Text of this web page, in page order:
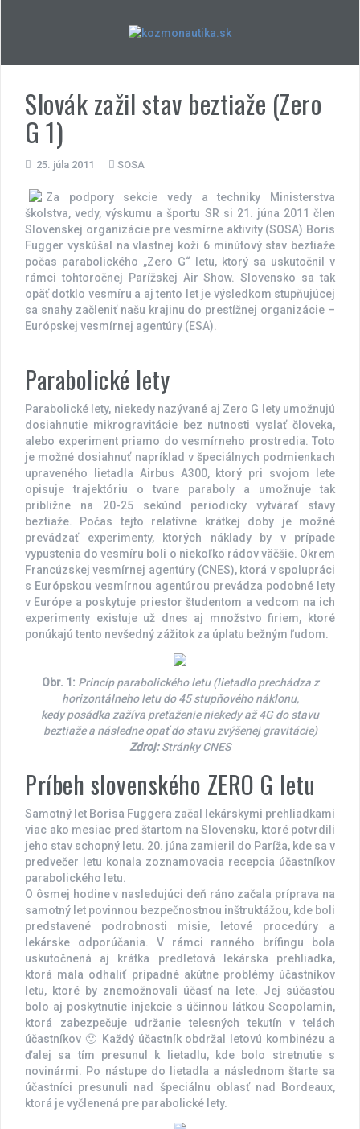
Slovák zažil stav beztiaže (Zero
G 1)
25. júla 2011 SOSA
Za podpory sekcie vedy a techniky Ministerstva
školstva, vedy, výskumu a športu SR si 21. júna 2011 člen
Slovenskej organizácie pre vesmírne aktivity (SOSA) Boris
Fugger vyskúšal na vlastnej koži 6 minútový stav beztiaže
počas parabolického „Zero G“ letu, ktorý sa uskutočnil v
rámci tohtoročnej Parížskej Air Show. Slovensko sa tak
opäť dotklo vesmíru a aj tento let je výsledkom stupňujúcej
sa snahy začleniť našu krajinu do prestížnej organizácie –
Európskej vesmírnej agentúry (ESA).
Parabolické lety
Parabolické lety, niekedy nazývané aj Zero G lety umožnujú
dosiahnutie mikrogravitácie bez nutnosti vyslať človeka,
alebo experiment priamo do vesmírneho prostredia. Toto
je možné dosiahnuť napríklad v špeciálnych podmienkach
upraveného lietadla Airbus A300, ktorý pri svojom lete
opisuje trajektóriu o tvare paraboly a umožnuje tak
približne na 20-25 sekúnd periodicky vytvárať stavy
beztiaže. Počas tejto relatívne krátkej doby je možné
prevádzať experimenty, ktorých náklady by v prípade
vypustenia do vesmíru boli o niekoľko rádov väčšie. Okrem
Francúzskej vesmírnej agentúry (CNES), ktorá v spolupráci
s Európskou vesmírnou agentúrou prevádza podobné lety
v Európe a poskytuje priestor študentom a vedcom na ich
experimenty existuje už dnes aj množstvo firiem, ktoré
ponúkajú tento nevšedný zážitok za úplatu bežným ľudom.
Obr. 1: Princíp parabolického letu (lietadlo prechádza z
horizontálneho letu do 45 stupňového náklonu,
kedy posádka zažíva preťaženie niekedy až 4G do stavu
beztiaže a následne opať do stavu zvýšenej gravitácie)
Zdroj:Stránky CNES
Príbeh slovenského ZERO G letu
Samotný let Borisa Fuggera začal lekárskymi prehliadkami
viac ako mesiac pred štartom na Slovensku, ktoré potvrdili
jeho stav schopný letu. 20. júna zamieril do Paríža, kde sa v
predvečer letu konala zoznamovacia recepcia účastníkov
parabolického letu.
O ôsmej hodine v nasledujúci deň ráno začala príprava na
samotný let povinnou bezpečnostnou inštruktážou, kde boli
predstavené podrobnosti misie, letové procedúry a
lekárske odporúčania. V rámci ranného brífingu bola
uskutočnená aj krátka predletová lekárska prehliadka,
ktorá mala odhaliť prípadné akútne problémy účastníkov
letu, ktoré by znemožnovali účasť na lete. Jej súčasťou
bolo aj poskytnutie injekcie s účinnou látkou Scopolamin,
ktorá zabezpečuje udržanie telesných tekutín v telách
účastníkov 🙂 Každý účastník obdržal letovú kombinézu a
ďalej sa tím presunul k lietadlu, kde bolo stretnutie s
novinármi. Po nástupe do lietadla a následnom štarte sa
účastníci presunuli nad špeciálnu oblasť nad Bordeaux,
ktorá je vyčlenená pre parabolické lety.